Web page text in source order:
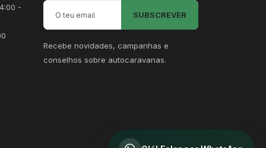
-
Email para newsletter
SUBSCREVER
Recebe novidades, campanhas e
conselhos sobre autocaravanas.